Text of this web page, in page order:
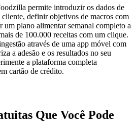
permite introduzir os dados de
definir objetivos de macros com
um plano alimentar semanal completo a
de 100.000 receitas com um clique.
através de uma app móvel com
a adesão e os resultados no seu
a plataforma completa
cartão de crédito.
Que Você Pode